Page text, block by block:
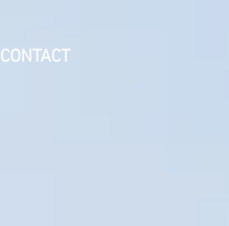
CONTACT